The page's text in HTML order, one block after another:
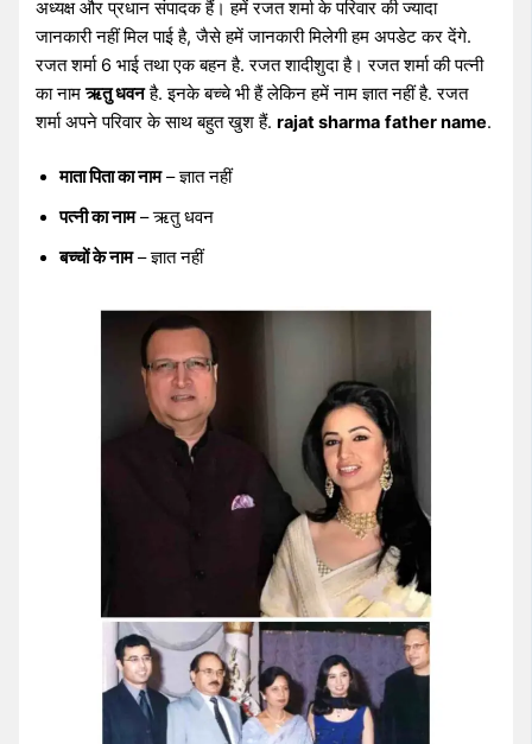
अध्यक्ष और प्रधान संपादक हैं। हमें रजत शर्मा के परिवार की ज्यादा
जानकारी नहीं मिल पाई है, जैसे हमें जानकारी मिलेगी हम अपडेट कर देंगे.
रजत शर्मा 6 भाई तथा एक बहन है. रजत शादीशुदा है। रजत शर्मा की पत्नी
का नामऋतु धवनहै. इनके बच्चे भी हैं लेकिन हमें नाम ज्ञात नहीं है. रजत
शर्मा अपने परिवार के साथ बहुत खुश हैं.rajat sharma father name.
माता पिता का नाम– ज्ञात नहीं
पत्नी का नाम– ऋतु धवन
बच्चों के नाम– ज्ञात नहीं